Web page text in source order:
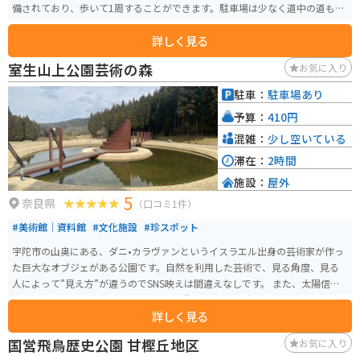
備されており、歩いて1周することができます。駐車場は少なく道中の道も狭
いため、気をつけてください。
詳しく見る
室生山上公園芸術の森 お気に入り
奈良県 5 （口コミ1件）
#美術館｜資料館 #文化施設 #珍スポット
宇陀市の山奥にある、ダニ•カラヴァンというイスラエル出身の芸術家が作っ
た巨大なオブジェがある公園です。自然を利用した芸術で、見る角度、見る
人によって”見え方”が違うのでSNS映えは間違えなしです。 また、太陽信仰
にもつながる、北緯34度32分の軸線の『太陽の道』を視覚化したアートを目
の前にするとなぜか神秘的な気持ちになります。大自然を感じながらアート
を楽しむことができるスポットです。
詳しく見る
駐車： 駐車場あり
予算： 410円
混雑： 少し空いている
滞在： 2時間
施設： 屋外
国営飛鳥歴史公園 甘樫丘地区 お気に入り